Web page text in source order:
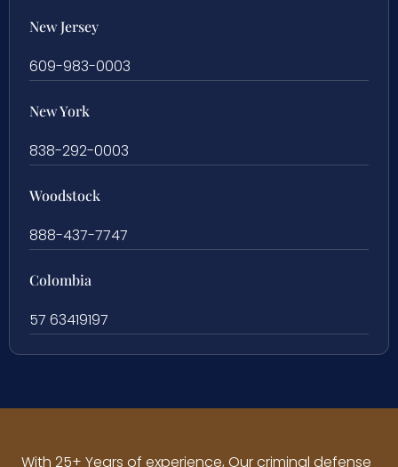
New Jersey
609-983-0003
New York
838-292-0003
Woodstock
888-437-7747
Colombia
57 63419197
With 25+ Years of experience, Our criminal defense